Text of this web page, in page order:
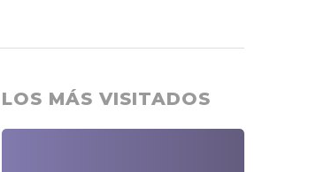
LOS MÁS VISITADOS